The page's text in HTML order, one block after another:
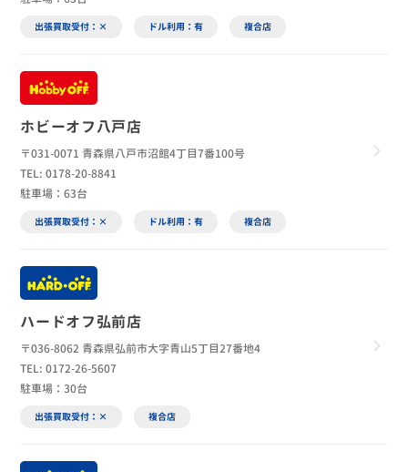
出張買取受付：× ドル利用：有 複合店
ホビーオフ八戸店
〒031-0071 青森県八戸市沼館4丁目7番100号
TEL: 0178-20-8841
駐車場：63台
出張買取受付：× ドル利用：有 複合店
ハードオフ弘前店
〒036-8062 青森県弘前市大字青山5丁目27番地4
TEL: 0172-26-5607
駐車場：30台
出張買取受付：× 複合店